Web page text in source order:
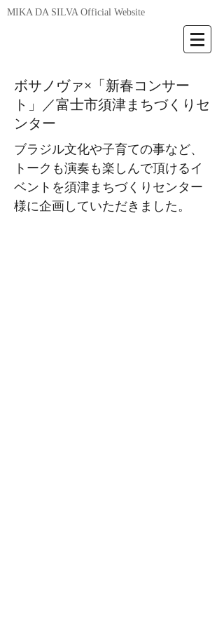
MIKA DA SILVA Official Website
ボサノヴァ×「新春コンサー
ト」／富士市須津まちづくりセ
ンター
ブラジル文化や子育ての事など、
トークも演奏も楽しんで頂けるイ
ベントを須津まちづくりセンター
様に企画していただきました。